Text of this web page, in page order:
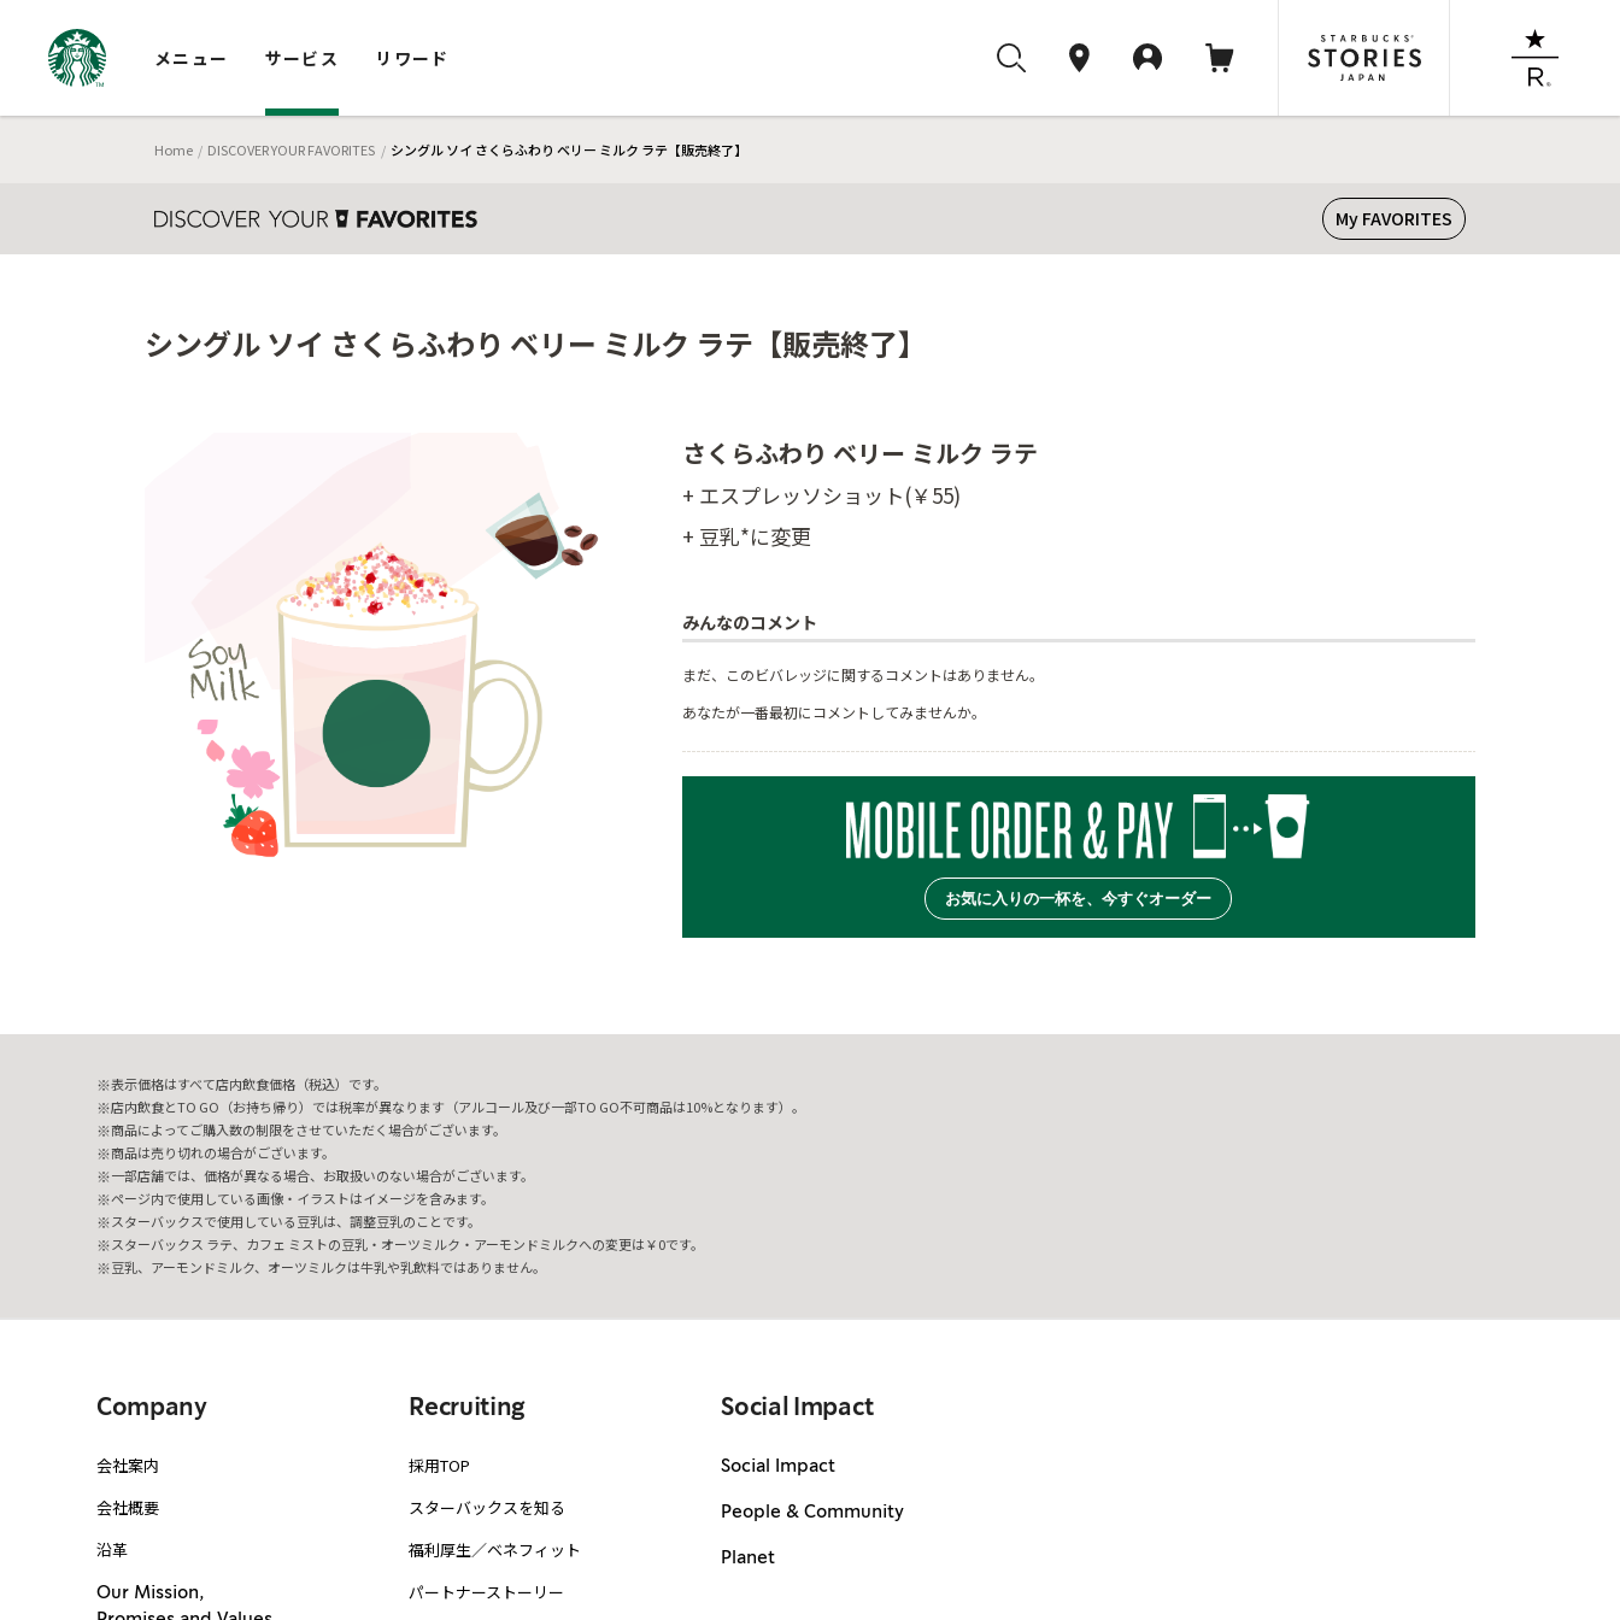
メニュー サービス リワード
Home DISCOVER YOUR FAVORITES シングル ソイ さくらふわり ベリー ミルク ラテ【販売終了】
My FAVORITES
シングル ソイ さくらふわり ベリー ミルク ラテ【販売終了】
さくらふわり ベリー ミルク ラテ
+ エスプレッソショット(￥55)
+ 豆乳*に変更
みんなのコメント
まだ、このビバレッジに関するコメントはありません。
あなたが一番最初にコメントしてみませんか。
お気に入りの一杯を、今すぐオーダー
表示価格はすべて店内飲食価格（税込）です。
店内飲食とTO GO（お持ち帰り）では税率が異なります（アルコール及び一部TO GO不可商品は10%となります）。
商品によってご購入数の制限をさせていただく場合がございます。
商品は売り切れの場合がございます。
一部店舗では、価格が異なる場合、お取扱いのない場合がございます。
ページ内で使用している画像・イラストはイメージを含みます。
スターバックスで使用している豆乳は、調整豆乳のことです。
スターバックス ラテ、カフェ ミストの豆乳・オーツミルク・アーモンドミルクへの変更は￥0です。
豆乳、アーモンドミルク、オーツミルクは牛乳や乳飲料ではありません。
Company
会社案内
会社概要
沿革
Our Mission,
Recruiting
採用TOP
スターバックスを知る
福利厚生／ベネフィット
パートナーストーリー
Social Impact
Social Impact
People & Community
Planet